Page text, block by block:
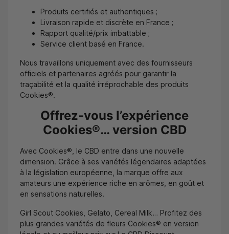
Produits certifiés et authentiques ;
Livraison rapide et discrète en France ;
Rapport qualité/prix imbattable ;
Service client basé en France.
Nous travaillons uniquement avec des fournisseurs
officiels et partenaires agréés pour garantir la
traçabilité et la qualité irréprochable des produits
Cookies®.
Offrez-vous l’expérience
Cookies®… version CBD
Avec Cookies®, le CBD entre dans une nouvelle
dimension. Grâce à ses variétés légendaires adaptées
à la législation européenne, la marque offre aux
amateurs une expérience riche en arômes, en goût et
en sensations naturelles.
Girl Scout Cookies, Gelato, Cereal Milk… Profitez des
plus grandes variétés de fleurs Cookies® en version